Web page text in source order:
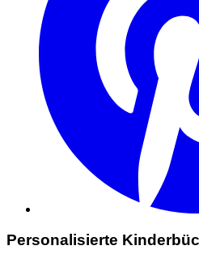
Personalisierte